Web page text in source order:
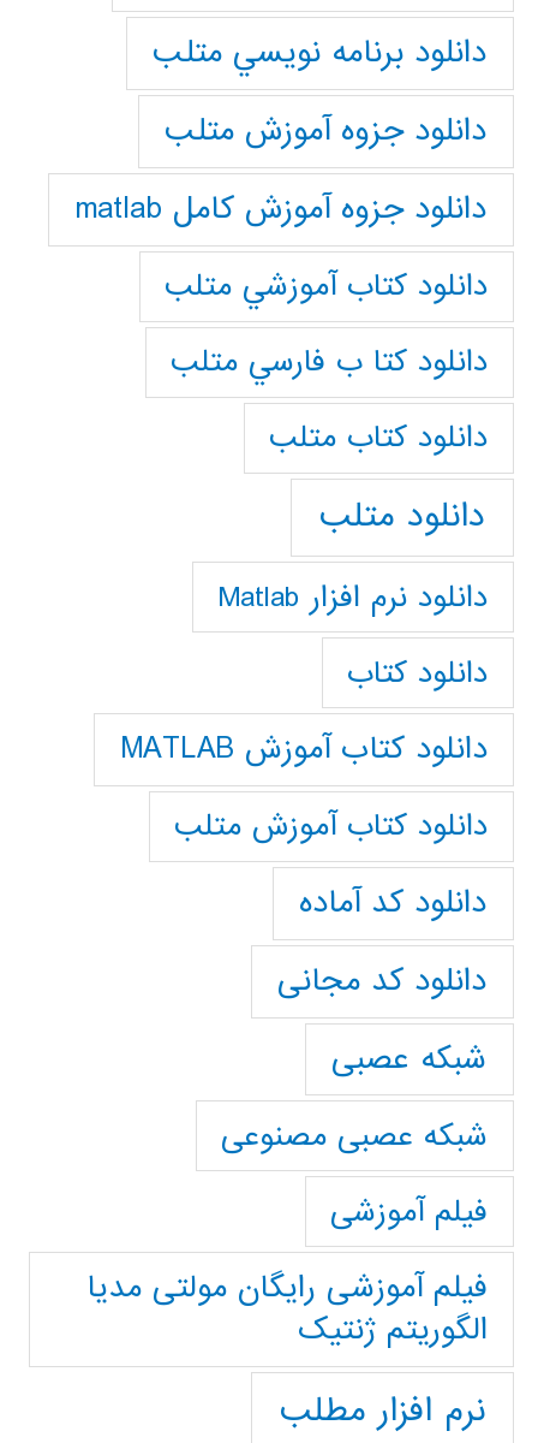
دانلود برنامه نويسي متلب
دانلود جزوه آموزش متلب
دانلود جزوه آموزش کامل matlab
دانلود كتاب آموزشي متلب
دانلود كتا ب فارسي متلب
دانلود كتاب متلب
دانلود متلب
دانلود نرم افزار Matlab
دانلود کتاب
دانلود کتاب آموزش MATLAB
دانلود کتاب آموزش متلب
دانلود کد آماده
دانلود کد مجانی
شبکه عصبی
شبکه عصبی مصنوعی
فیلم آموزشی
فیلم آموزشی رایگان مولتی مدیا
الگوریتم ژنتیک
نرم افزار مطلب